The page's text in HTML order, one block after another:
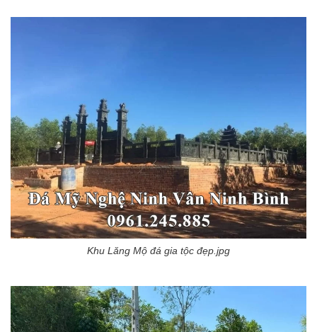
Khu Lăng Mộ đá gia tộc đẹp.jpg